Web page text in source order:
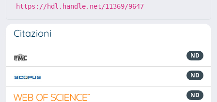
https://hdl.handle.net/11369/9647
Citazioni
ND
ND
ND